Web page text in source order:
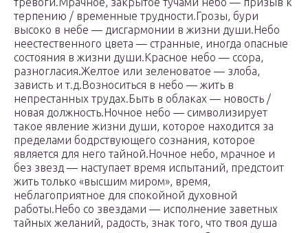
терпению / временные трудности.Грозы, бури
высоко в небе — дисгармонии в жизни души.Небо
неестественного цвета — странные, иногда опасные
состояния в жизни души.Красное небо — ссора,
разногласия.Желтое или зеленоватое — злоба,
зависть и т.д.Возноситься в небо — жить в
непрестанных трудах.Быть в облаках — новость /
новая должность.Ночное небо — символизирует
такое явление жизни души, которое находится за
пределами бодрствующего сознания, которое
является для него тайной.Ночное небо, мрачное и
без звезд — наступает время испытаний, предстоит
жить только «высшим миром», время,
неблагоприятное для спокойной духовной
работы.Небо со звездами — исполнение заветных
тайных желаний, радость, знак того, что твоя душа